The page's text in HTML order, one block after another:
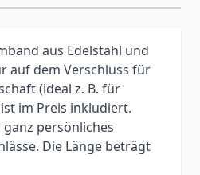
aus Edelstahl und
auf dem Verschluss für
(ideal z. B. für
im Preis inkludiert.
persönliches
Die Länge beträgt